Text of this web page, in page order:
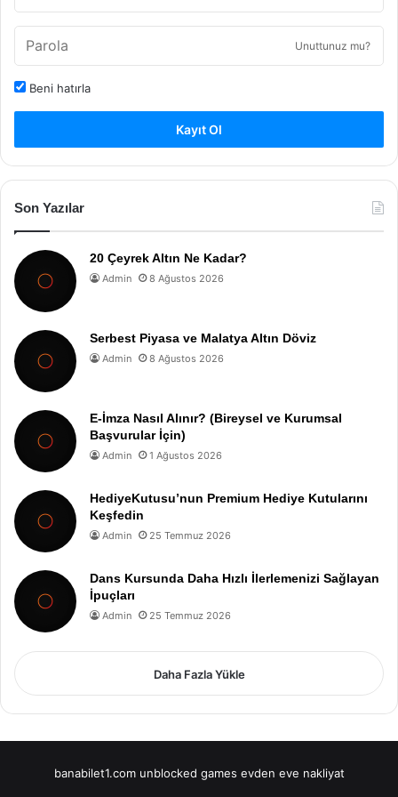
Unuttunuz mu?
Beni hatırla
Kayıt Ol
Son Yazılar
20 Çeyrek Altın Ne Kadar?
Admin 8 Ağustos 2026
Serbest Piyasa ve Malatya Altın Döviz
Admin 8 Ağustos 2026
E-İmza Nasıl Alınır? (Bireysel ve Kurumsal
Başvurular İçin)
Admin 1 Ağustos 2026
HediyeKutusu’nun Premium Hediye Kutularını
Keşfedin
Admin 25 Temmuz 2026
Dans Kursunda Daha Hızlı İlerlemenizi Sağlayan
İpuçları
Admin 25 Temmuz 2026
Daha Fazla Yükle
banabilet1.com unblocked games evden eve nakliyat